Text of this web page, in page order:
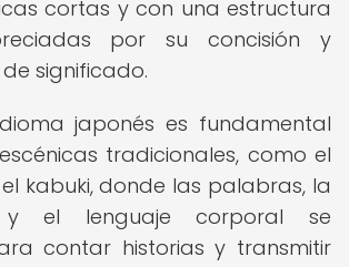
cortas y con una estructura
por su concisión y
significado.
japonés es fundamental
tradicionales, como el
kabuki, donde las palabras, la
y el lenguaje corporal se
contar historias y transmitir